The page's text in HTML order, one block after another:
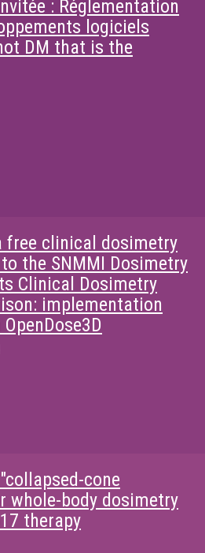
: Réglementation
logiciels
DM that is the
free clinical dosimetry
the SNMMI Dosimetry
Clinical Dosimetry
implementation
cone
whole-body dosimetry
therapy